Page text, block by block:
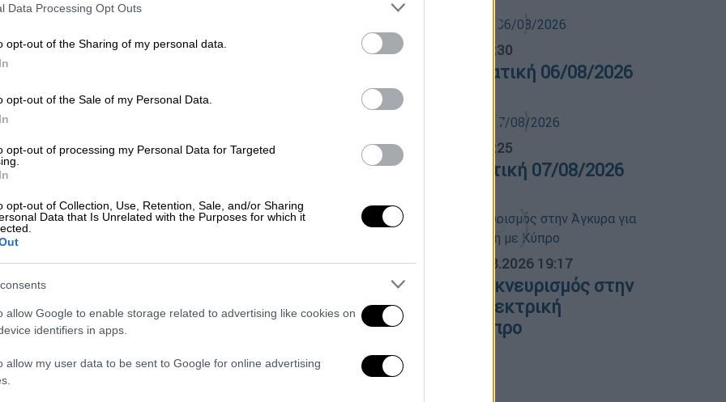
Data Processing Opt Outs
opt-out of the Sharing of my personal data.
opt-out of the Sale of my Personal Data.
opt-out of processing my Personal Data for Targeted
opt-out of Collection, Use, Retention, Sale, and/or Sharing
Data that Is Unrelated with the Purposes for which it
allow Google to enable storage related to advertising like cookies on
identifiers in apps.
allow my user data to be sent to Google for online advertising
του Μαρόκου.
αιώνων: Μια γιορτή με
Η Αικατερίνη Πολυμέρου-Καμηλάκη,
Ελληνικής Λαογραφίας της Ακαδημίας
Μουσική|21.04.2026 14:30
Αχός: Ετοιμάζεται το πρώτο
μεγάλο γλέντι του καλοκαιριού
Δελτίο...|06.08.2026 14:30
Δελτίο στην νοηματική 06/08/2026
Δελτίο...|07.08.2026 14:25
Δελτίο στη νοηματική 07/08/2026
ΑΠΟΣΠΑΣΜΑΤΑ... 07.08.2026 19:17
Ελλάδα - Γαλλία: Εκνευρισμός στην
Άγκυρα για την ηλεκτρική
διασύνδεση με Κύπρο